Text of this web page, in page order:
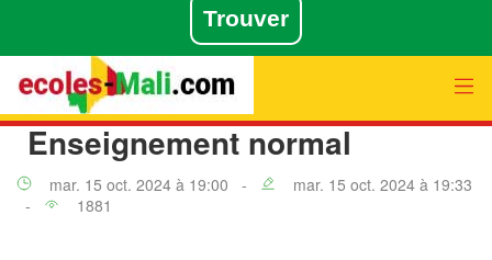
Enseignement normal
mar. 15 oct. 2024 à 19:00 -
mar. 15 oct. 2024 à 19:33
-
1881